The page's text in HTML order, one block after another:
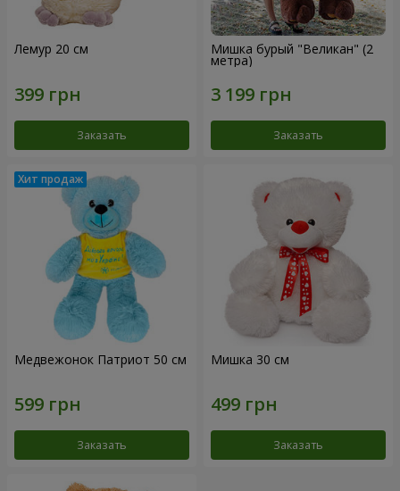
Лемур 20 см
Заказать
Мишка бурый "Великан" (2
метра)
Заказать
Медвежонок Патриот 50 см
Заказать
Мишка 30 см
Заказать